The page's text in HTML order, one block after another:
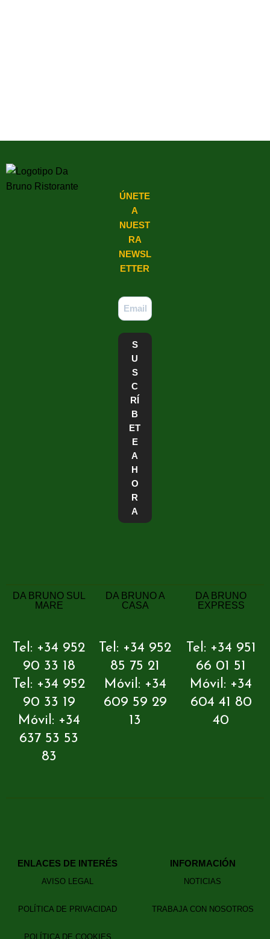
ÚNETE
A
NUEST
RA
NEWSL
ETTER
S
U
S
C
RÍ
B
ET
E
A
H
O
R
A
DA BRUNO SUL
MARE
Tel: +34 952
90 33 18
Tel: +34 952
90 33 19
Móvil: +34
637 53 53
83
DA BRUNO A
CASA
Tel: +34 952
85 75 21
Móvil: +34
609 59 29
13
DA BRUNO
EXPRESS
Tel: +34 951
66 01 51
Móvil: +34
604 41 80
40
ENLACES DE INTERÉS
AVISO LEGAL
POLÍTICA DE PRIVACIDAD
POLÍTICA DE COOKIES
INFORMACIÓN
NOTICIAS
TRABAJA CON NOSOTROS